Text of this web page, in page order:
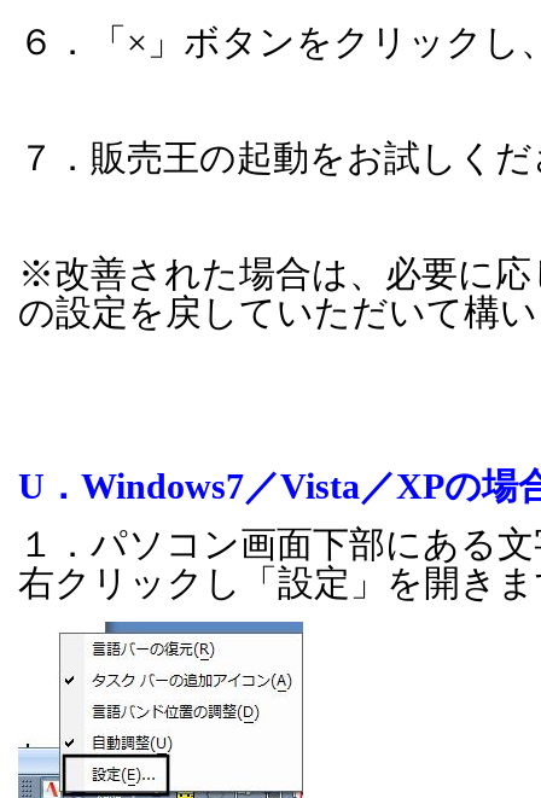
６．「×」ボタンをクリックし
７．販売王の起動をお試しく
※改善された場合は、必要に
の設定を戻していただいて構
U ． Windows7／Vista／XPの場
１．パソコン画面下部にある
右クリックし「設定」を開き